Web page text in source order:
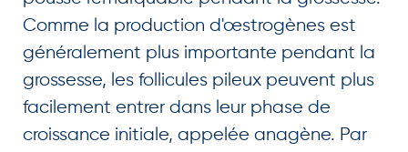
Comme la production d'œstrogènes est
généralement plus importante pendant la
grossesse, les follicules pileux peuvent plus
facilement entrer dans leur phase de
croissance initiale, appelée anagène. Par